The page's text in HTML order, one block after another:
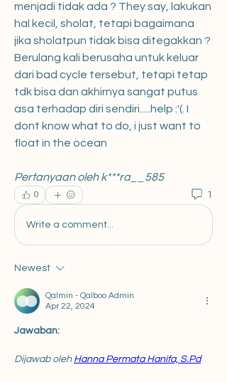
menjadi tidak ada ? They say, lakukan
hal kecil, sholat, tetapi bagaimana
jika sholatpun tidak bisa ditegakkan ?
Berulang kali berusaha untuk keluar
dari bad cycle tersebut, tetapi tetap
tdk bisa dan akhirnya sangat putus
asa terhadap diri sendiri.....help :'(. I
dont know what to do, i just want to
float in the ocean
Pertanyaan oleh k***ra__585
0 1
Write a comment...
Newest
Qalmin - Qalboo Admin
Apr 22, 2024
Jawaban:
Dijawab oleh Hanna Permata Hanifa, S.Pd